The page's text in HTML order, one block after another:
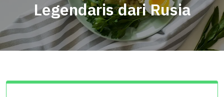
Legendaris dari Rusia